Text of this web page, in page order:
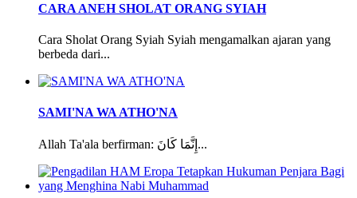
CARA ANEH SHOLAT ORANG SYIAH
Cara Sholat Orang Syiah Syiah mengamalkan ajaran yang
berbeda dari...
SAMI'NA WA ATHO'NA
Allah Ta'ala berfirman: إِنَّمَا كَانَ...